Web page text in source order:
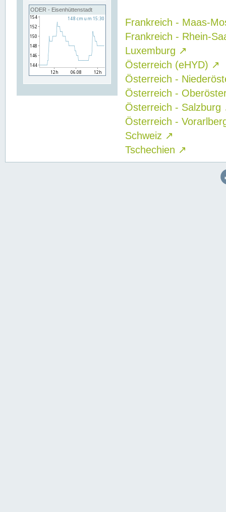
ODER - Eisenhüttenstadt
Frankreich - Maas-
Frankreich - Rhein-
Luxemburg ↗
Österreich (eHYD) ↗
Österreich -
Österreich -
Österreich - Salzburg
Österreich -
Schweiz ↗
Tschechien ↗